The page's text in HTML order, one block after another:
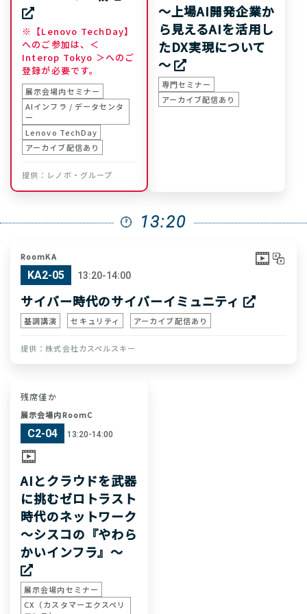
※【Lenovo TechDay】
へのご参加は、＜
Interop Tokyo ＞へのご
登録が必要です。
展示会場内セミナー
AIインフラ / データセンタ
ー
Lenovo TechDay
アーカイブ配信あり
レノボ・グループ
～上場AI開発企業か
ら見えるAIを活用し
たDX実現について
～
専門セミナー
アーカイブ配信あり
13:20
RoomKA
KA2-05 13:20-14:00
サイバー時代のサイバーイミュニティ
基調講演 セキュリティ アーカイブ配信あり
株式会社カスペルスキー
残席僅か
展示会場内RoomC
C2-04 13:20-14:00
AIとクラウドを武器
に挑むゼロトラスト
時代のネットワーク
～シスコの『やわら
かいインフラ』～
展示会場内セミナー
CX（カスタマーエクスペリ